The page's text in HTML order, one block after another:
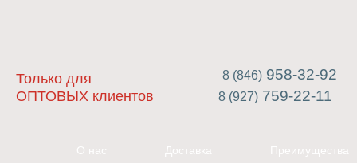
Только для
ОПТОВЫХ клиентов
8 (846) 958-32-92
8 (927) 759-22-11
О нас Доставка Преимущества